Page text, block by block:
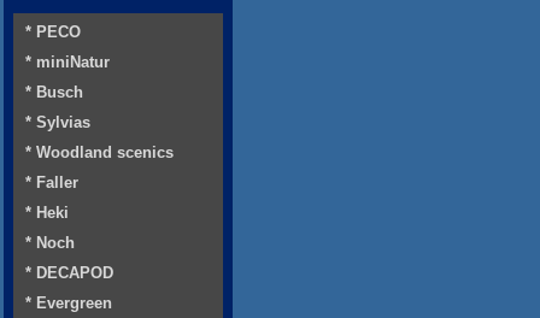
* PECO
* miniNatur
* Busch
* Sylvias
* Woodland scenics
* Faller
* Heki
* Noch
* DECAPOD
* Evergreen